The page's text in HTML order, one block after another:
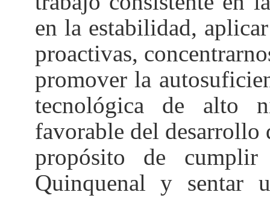
en la estabilidad,
proactivas,
promover la
tecnológica de alto
favorable del desarrollo
propósito de
Quinquenal y sentar